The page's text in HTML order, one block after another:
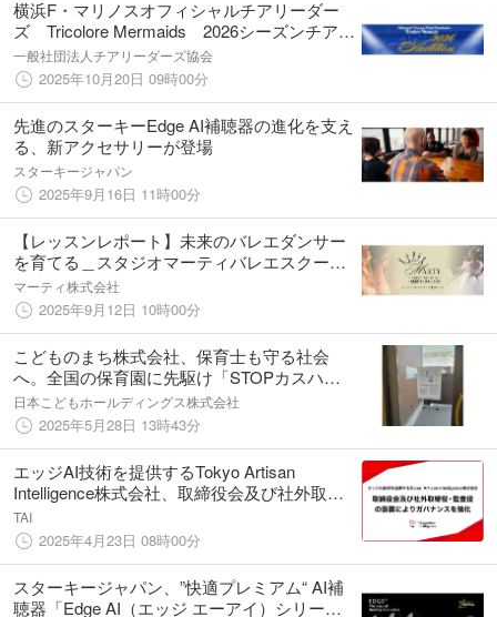
横浜F・マリノスオフィシャルチアリーダー
ズ Tricolore Mermaids 2026シーズンチアリ
ーダーオーディション開催決定
一般社団法人チアリーダーズ協会
2025年10月20日 09時00分
先進のスターキーEdge AI補聴器の進化を支え
る、新アクセサリーが登場
スターキージャパン
2025年9月16日 11時00分
【レッスンレポート】未来のバレエダンサー
を育てる＿スタジオマーティバレエスクール
「選抜コース」のレッスン紹介
マーティ株式会社
2025年9月12日 10時00分
こどものまち株式会社、保育士も守る社会
へ。全国の保育園に先駆け「STOPカスハラ
宣言」発動
日本こどもホールディングス株式会社
2025年5月28日 13時43分
エッジAI技術を提供するTokyo Artisan
Intelligence株式会社、取締役会及び社外取締
役・監査役の設置によりガバナンスを強化
TAI
2025年4月23日 08時00分
スターキージャパン、”快適プレミアム“ AI補
聴器「Edge AI（エッジ エーアイ）シリー